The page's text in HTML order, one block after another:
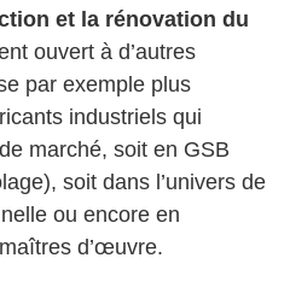
et la rénovation du
ouvert à d’autres
par exemple plus
industriels qui
marché, soit en GSB
soit dans l’univers de
ou encore en
d’œuvre.